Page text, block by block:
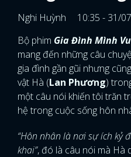
Nghi Huỳnh
10:35 - 31/
Bộ phim Gia Đình Mình
mang đến những câu
gia đình gần gũi nhưng
vật Hà (Lan Phương)
một câu nói khiến tôi trăn
hệ trong cuộc sống hôn
“Hôn nhân là nơi sự ích kỷ
khai”, đó là câu nói mà Hà